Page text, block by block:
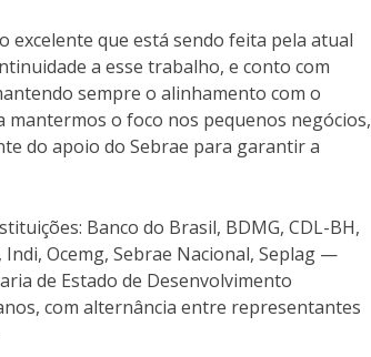
excelente que está sendo feita pela atual
a esse trabalho, e conto com
sempre o alinhamento com o
o foco nos pequenos negócios,
do apoio do Sebrae para garantir a
Banco do Brasil, BDMG, CDL-BH,
Indi, Ocemg, Sebrae Nacional, Seplag —
de Estado de Desenvolvimento
com alternância entre representantes